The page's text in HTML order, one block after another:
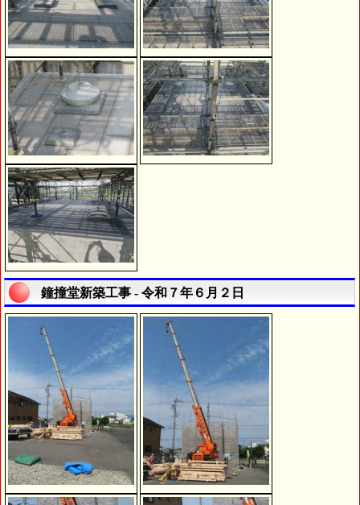
鐘撞堂新築工事 - 令和７年６月２日